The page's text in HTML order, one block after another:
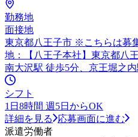
勤務地
面接地
東京都八王子市 ※こちらは募
地：【八王子本社】東京都八
南大沢駅 徒歩5分、京王堀之
シフト
1日8時間 週5日からOK
詳細を見る
応募画面に進む
派遣労働者